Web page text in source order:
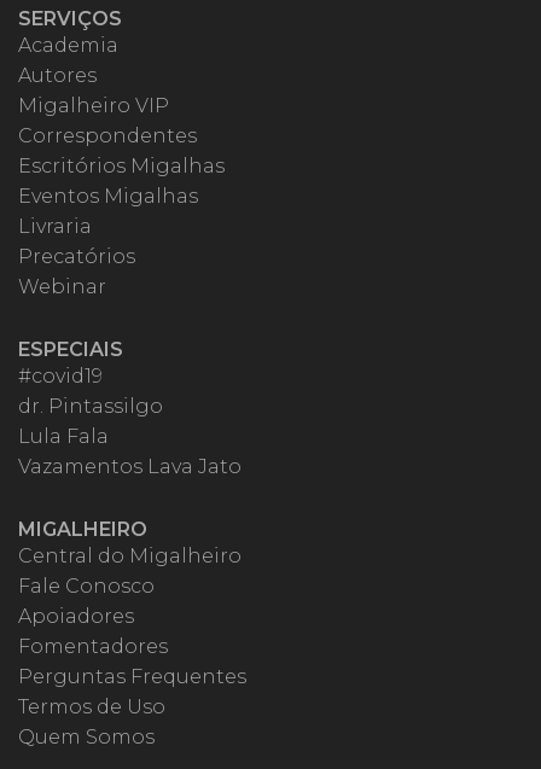
SERVIÇOS
Academia
Autores
Migalheiro VIP
Correspondentes
Escritórios Migalhas
Eventos Migalhas
Livraria
Precatórios
Webinar
ESPECIAIS
#covid19
dr. Pintassilgo
Lula Fala
Vazamentos Lava Jato
MIGALHEIRO
Central do Migalheiro
Fale Conosco
Apoiadores
Fomentadores
Perguntas Frequentes
Termos de Uso
Quem Somos